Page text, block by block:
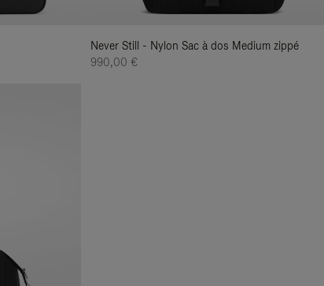
Never Still - Nylon Sac à dos Medium zippé
990,00 €